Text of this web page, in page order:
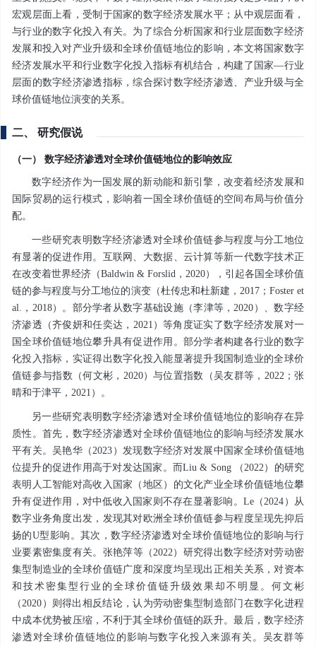
宏观层面上看，受制于国家的数字经济发展水平；从中观层面看，
与行业的数字化投入有关。为了综合分析国家和行业层面数字经济
发展和投入对产业升级和全球价值链地位的影响，本文将国家数字
经济发展水平和行业数字化投入指标有机结合，构建了国家—行业
层面的数字经济渗透指标，综合探讨数字经济渗透、产业升级与全
球价值链地位演变的关系。
二、 研究假说
（一） 数字经济渗透对全球价值链地位的影响效应
数字经济作为一国发展的新动能和新引擎，改变着经济发展和
国际贸易的运行模式，影响着一国全球价值链的空间布局与价值分
配。
一些研究表明数字经济渗透对全球价值链参与程度与分工地位
有显著的促进作用。互联网、大数据、云计算等新一代数字技术正
在改变着世界经济（Baldwin & Forslid，2020），引起各国全球价值
链的参与程度与分工地位的演变（杜传忠和杜新建，2017；Foster et
al.，2018）。部分学者从数字基础设施（李津等，2020）、数字经
济渗透（齐俊妍和任奕达，2021）等角度证实了数字经济发展对一
国全球价值链地位攀升具有促进作用。部分学者构建各行业的数字
化投入指标，实证得出数字化投入能显著提升我国制造业的全球价
值链参与指数（何文彬，2020）与位置指数（吴友群等，2022；张
晴和于津平，2021）。
另一些研究表明数字经济渗透对全球价值链地位的影响存在异
质性。首先，数字经济渗透对全球价值链地位的影响与经济发展水
平有关。吴艳华（2023）发现数字经济对发展中国家全球价值链地
位提升的促进作用高于对发达国家。而Liu & Song （2022）的研究
表明人工智能对高收入国家（地区）的文化产业全球价值链地位攀
升有促进作用，对中低收入国家则不存在显著影响。Le（2024）从
数字业务角度出发，发现其对欧洲全球价值链参与程度呈现先抑后
扬的U型影响。其次，数字经济渗透对全球价值链地位的影响与行
业要素密集度有关。张艳萍等（2022）研究得出数字经济对劳动密
集型制造业的全球价值链广度和深度均呈现出正相关关系，对资本
和技术密集型行业的全球价值链升级效果却不明显。何文彬
（2020）则得出相反结论，认为劳动密集型制造部门在数字化进程
中成本优势被压缩，不利于其全球价值链的跃升。最后，数字经济
渗透对全球价值链地位的影响与数字化投入来源有关。吴友群等